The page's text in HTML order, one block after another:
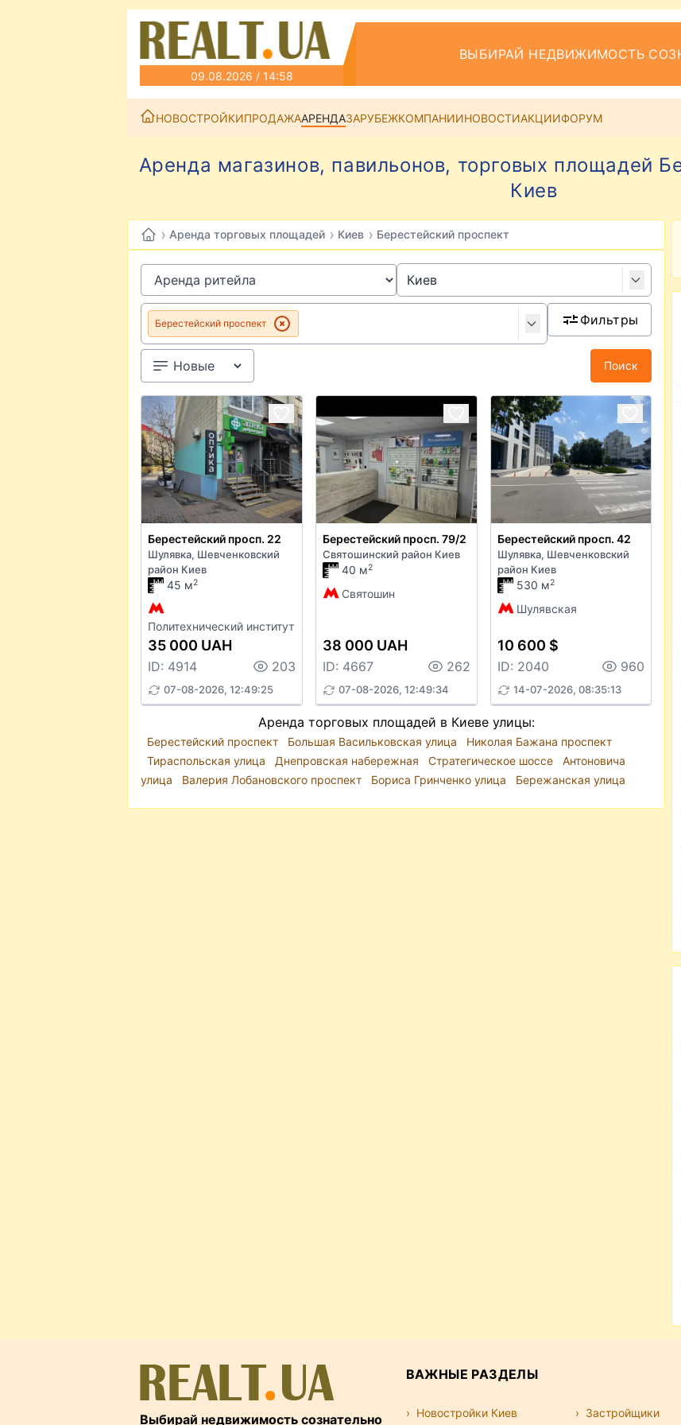
09.08.2026 / 14:58
ВЫБИРАЙ НЕДВИЖИМОСТЬ
НОВОСТРОЙКИПРОДАЖААРЕНДАЗАРУБЕЖКОМПАНИИНОВОСТИАКЦИИФОРУМ
Аренда магазинов, павильонов, торговых площадей
Киев
› Аренда торговых площадей › Киев › Берестейский проспект
Берестейский проспект Фильтры
Поиск
Берестейский просп. 22
Шулявка, Шевченковский
район Киев
45 м2
Политехнический институт
35 000 UAH
ID: 4914 203
07-08-2026, 12:49:25
Берестейский просп. 79/2
Святошинский район Киев
40 м2
Святошин
38 000 UAH
ID: 4667 262
07-08-2026, 12:49:34
Берестейский просп. 42
Шулявка, Шевченковский
район Киев
530 м2
Шулявская
10 600 $
ID: 2040 960
14-07-2026, 08:35:13
Аренда торговых площадей в Киеве улицы:
Берестейский проспект Большая Васильковская улица
Николая Бажана проспект
Тираспольская улица
Днепровская набережная Стратегическое шоссе
Антоновича
улица
Валерия Лобановского проспект Бориса Гринченко улица Бережанская улица
Выбирай недвижимость сознательно
ВАЖНЫЕ РАЗДЕЛЫ
Новостройки Киев Застройщики